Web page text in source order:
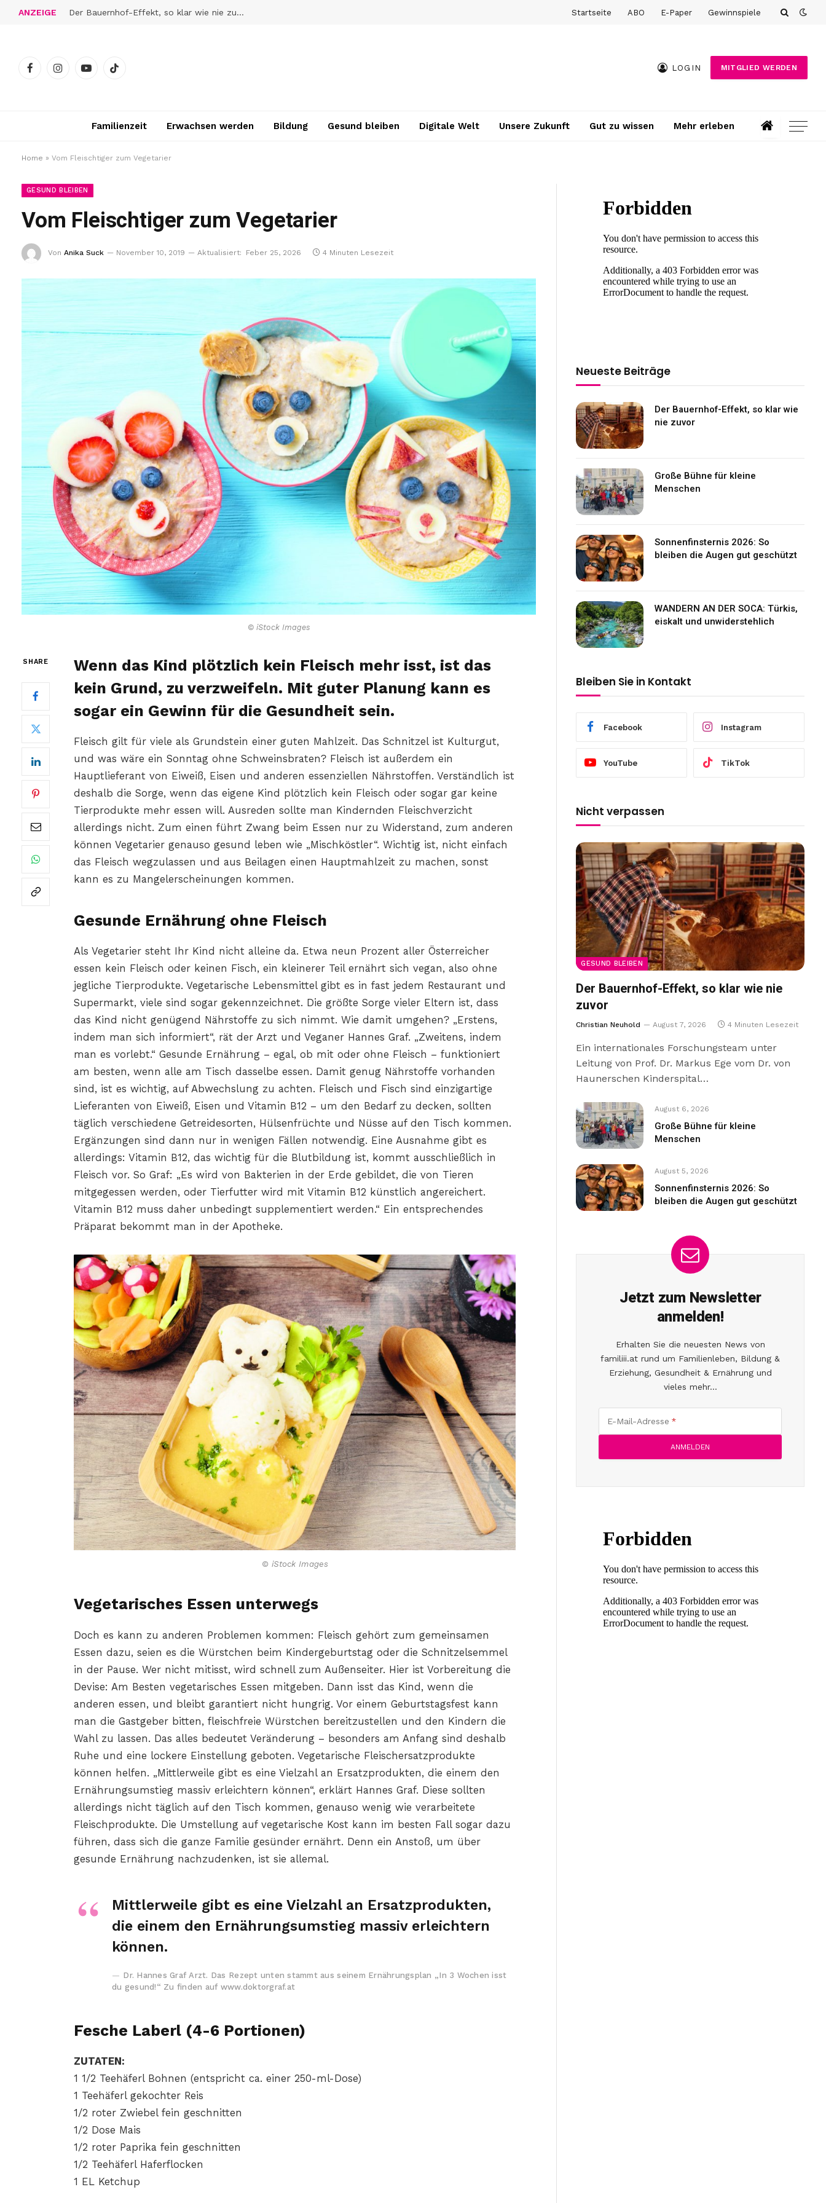
ANZEIGE Der Bauernhof-Effekt, so klar wie nie zuvor Startseite ABO E-Paper Gewinnspiele
FacebookInstagramYouTubeTikTok
LOGIN MITGLIED WERDEN
Familienzeit Erwachsen werden Bildung Gesund bleiben Digitale Welt Unsere Zukunft Gut zu wissen Mehr erleben
Home » Vom Fleischtiger zum Vegetarier
GESUND BLEIBEN
Vom Fleischtiger zum Vegetarier
Von Anika Suck November 10, 2019 Aktualisiert: Feber 25, 2026 4 Minuten Lesezeit
© iStock Images
SHARE
Wenn das Kind plötzlich kein Fleisch mehr isst, ist das
kein Grund, zu verzweifeln. Mit guter Planung kann es
sogar ein Gewinn für die Gesundheit sein.
Fleisch gilt für viele als Grundstein einer guten Mahlzeit. Das Schnitzel ist Kulturgut,
und was wäre ein Sonntag ohne Schweinsbraten? Fleisch ist außerdem ein
Hauptlieferant von Eiweiß, Eisen und anderen essenziellen Nährstoffen. Verständlich ist
deshalb die Sorge, wenn das eigene Kind plötzlich kein Fleisch oder sogar gar keine
Tierprodukte mehr essen will. Ausreden sollte man Kindernden Fleischverzicht
allerdings nicht. Zum einen führt Zwang beim Essen nur zu Widerstand, zum anderen
können Vegetarier genauso gesund leben wie „Mischköstler“. Wichtig ist, nicht einfach
das Fleisch wegzulassen und aus Beilagen einen Hauptmahlzeit zu machen, sonst
kann es zu Mangelerscheinungen kommen.
Gesunde Ernährung ohne Fleisch
Als Vegetarier steht Ihr Kind nicht alleine da. Etwa neun Prozent aller Österreicher
essen kein Fleisch oder keinen Fisch, ein kleinerer Teil ernährt sich vegan, also ohne
jegliche Tierprodukte. Vegetarische Lebensmittel gibt es in fast jedem Restaurant und
Supermarkt, viele sind sogar gekennzeichnet. Die größte Sorge vieler Eltern ist, dass
das Kind nicht genügend Nährstoffe zu sich nimmt. Wie damit umgehen? „Erstens,
indem man sich informiert“, rät der Arzt und Veganer Hannes Graf. „Zweitens, indem
man es vorlebt.“ Gesunde Ernährung – egal, ob mit oder ohne Fleisch – funktioniert
am besten, wenn alle am Tisch dasselbe essen. Damit genug Nährstoffe vorhanden
sind, ist es wichtig, auf Abwechslung zu achten. Fleisch und Fisch sind einzigartige
Lieferanten von Eiweiß, Eisen und Vitamin B12 – um den Bedarf zu decken, sollten
täglich verschiedene Getreidesorten, Hülsenfrüchte und Nüsse auf den Tisch kommen.
Ergänzungen sind dann nur in wenigen Fällen notwendig. Eine Ausnahme gibt es
allerdings: Vitamin B12, das wichtig für die Blutbildung ist, kommt ausschließlich in
Fleisch vor. So Graf: „Es wird von Bakterien in der Erde gebildet, die von Tieren
mitgegessen werden, oder Tierfutter wird mit Vitamin B12 künstlich angereichert.
Vitamin B12 muss daher unbedingt supplementiert werden.“ Ein entsprechendes
Präparat bekommt man in der Apotheke.
© iStock Images
Vegetarisches Essen unterwegs
Doch es kann zu anderen Problemen kommen: Fleisch gehört zum gemeinsamen
Essen dazu, seien es die Würstchen beim Kindergeburtstag oder die Schnitzelsemmel
in der Pause. Wer nicht mitisst, wird schnell zum Außenseiter. Hier ist Vorbereitung die
Devise: Am Besten vegetarisches Essen mitgeben. Dann isst das Kind, wenn die
anderen essen, und bleibt garantiert nicht hungrig. Vor einem Geburtstagsfest kann
man die Gastgeber bitten, fleischfreie Würstchen bereitzustellen und den Kindern die
Wahl zu lassen. Das alles bedeutet Veränderung – besonders am Anfang sind deshalb
Ruhe und eine lockere Einstellung geboten. Vegetarische Fleischersatzprodukte
können helfen. „Mittlerweile gibt es eine Vielzahl an Ersatzprodukten, die einem den
Ernährungsumstieg massiv erleichtern können“, erklärt Hannes Graf. Diese sollten
allerdings nicht täglich auf den Tisch kommen, genauso wenig wie verarbeitete
Fleischprodukte. Die Umstellung auf vegetarische Kost kann im besten Fall sogar dazu
führen, dass sich die ganze Familie gesünder ernährt. Denn ein Anstoß, um über
gesunde Ernährung nachzudenken, ist sie allemal.
Mittlerweile gibt es eine Vielzahl an Ersatzprodukten,
die einem den Ernährungsumstieg massiv erleichtern
können.
Dr. Hannes Graf Arzt. Das Rezept unten stammt aus seinem Ernährungsplan „In 3 Wochen isst
du gesund!“ Zu finden auf www.doktorgraf.at
Fesche Laberl (4-6 Portionen)
ZUTATEN:
1 1/2 Teehäferl Bohnen (entspricht ca. einer 250-ml-Dose)
1 Teehäferl gekochter Reis
1/2 roter Zwiebel fein geschnitten
1/2 Dose Mais
1/2 roter Paprika fein geschnitten
1/2 Teehäferl Haferflocken
1 EL Ketchup
Neueste Beiträge
Der Bauernhof-Effekt, so klar wie
nie zuvor
Große Bühne für kleine
Menschen
Sonnenfinsternis 2026: So
bleiben die Augen gut geschützt
WANDERN AN DER SOCA: Türkis,
eiskalt und unwiderstehlich
Bleiben Sie in Kontakt
Facebook Instagram
YouTube TikTok
Nicht verpassen
GESUND BLEIBEN
Der Bauernhof-Effekt, so klar wie nie
zuvor
Christian Neuhold August 7, 2026 4 Minuten Lesezeit
Ein internationales Forschungsteam unter
Leitung von Prof. Dr. Markus Ege vom Dr. von
Haunerschen Kinderspital…
August 6, 2026
Große Bühne für kleine
Menschen
August 5, 2026
Sonnenfinsternis 2026: So
bleiben die Augen gut geschützt
Jetzt zum Newsletter
anmelden!
Erhalten Sie die neuesten News von
familiii.at rund um Familienleben, Bildung &
Erziehung, Gesundheit & Ernährung und
vieles mehr...
E-Mail-Adresse